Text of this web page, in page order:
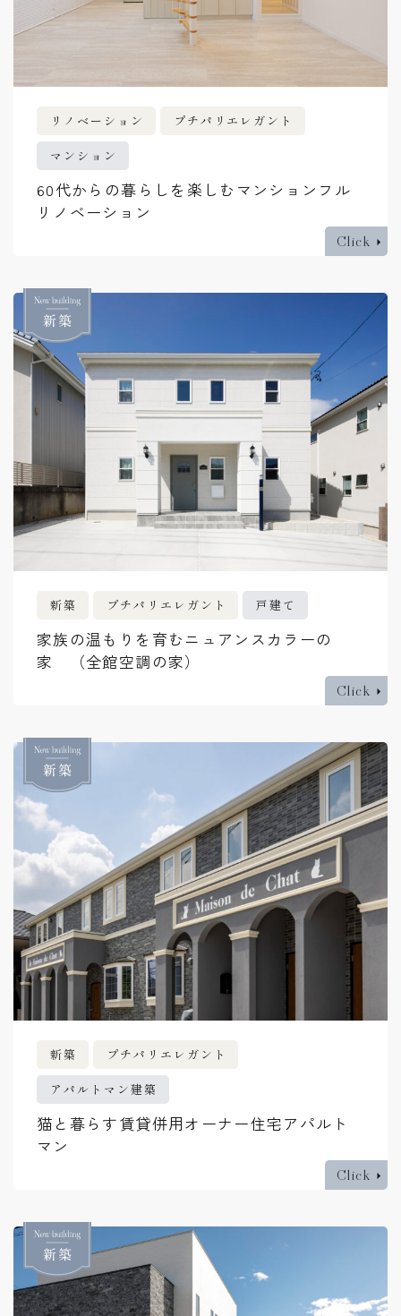
リノベーション プチパリエレガント
マンション
60代からの暮らしを楽しむマンションフル
リノベーション
Click
新築 プチパリエレガント 戸建て
家族の温もりを育むニュアンスカラーの
家 （全館空調の家）
Click
新築 プチパリエレガント
アパルトマン建築
猫と暮らす賃貸併用オーナー住宅アパルト
マン
Click